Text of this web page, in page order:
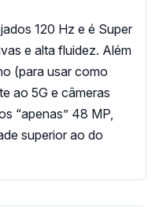
120 Hz e é Super
e alta fluidez. Além
(para usar como
ao 5G e câmeras
“apenas” 48 MP,
superior ao do